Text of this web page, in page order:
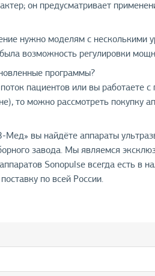
он предусматривает
нужно моделям с несколькими
возможность регулировки
программы?
пациентов или вы работаете
то можно рассмотреть покупку
вы найдёте аппараты
завода. Мы являемся
Sonopulse всегда есть
по всей России.